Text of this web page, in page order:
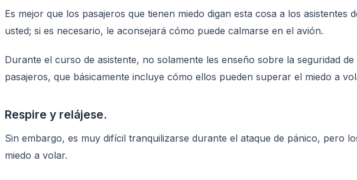
Es mejor que los pasajeros que tienen miedo digan esta cosa a los
usted; si es necesario, le aconsejará cómo puede calmarse en el avión.
Durante el curso de asistente, no solamente les enseño sobre la seguridad
pasajeros, que básicamente incluye cómo ellos pueden superar el miedo a
Respire y relájese.
Sin embargo, es muy difícil tranquilizarse durante el ataque de pánico, pero
miedo a volar.